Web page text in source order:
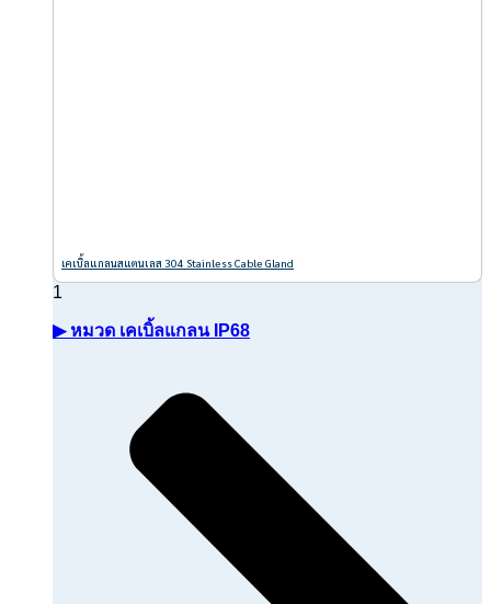
เคเบิ้ลแกลนสแตนเลส 304 Stainless Cable Gland
▶ หมวด เคเบิ้ลแกลน IP68